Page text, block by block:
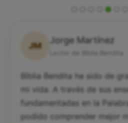
JM
Jorge Martínez
Biblia Bendita ha sido de
mi vida. A través de sus
fundamentadas en la
podido comprender mejor